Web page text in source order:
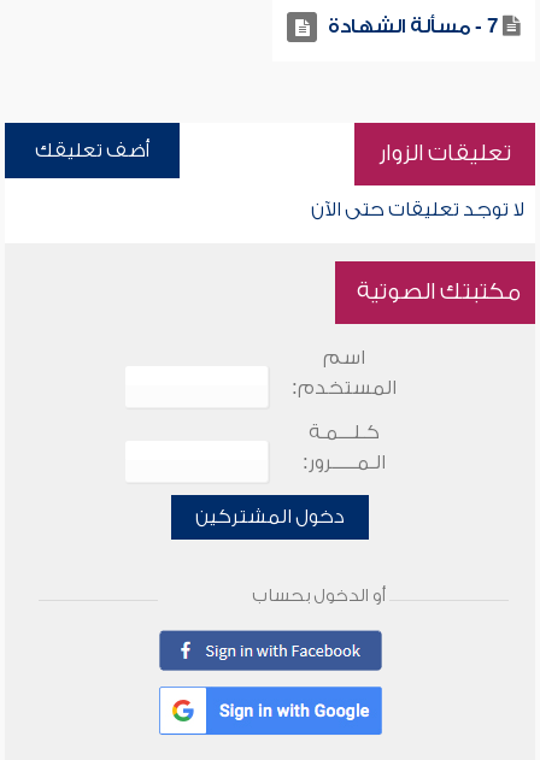
7 - مسألة الشهادة
تعليقات الزوار أضف تعليقك
لا توجد تعليقات حتى الآن
مكتبتك الصوتية
اسم
المستخدم:
كـلـــمـة
الـمـــــرور:
دخول المشتركين
أو الدخول بحساب